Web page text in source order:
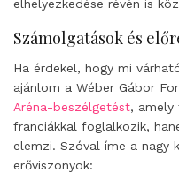
elhelyezkedése révén is
Számolgatások és
Ha érdekel, hogy mi
ajánlom a Wéber Gábor
Aréna-beszélgetést, amely
franciákkal foglalkozik,
elemzi. Szóval íme a nagy
erőviszonyok: